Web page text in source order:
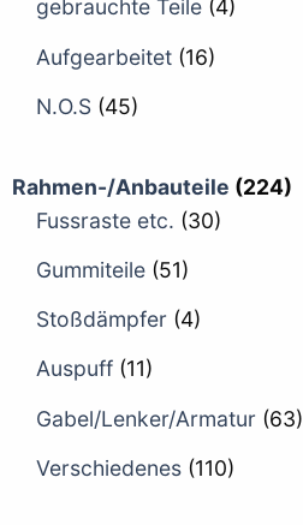
gebrauchte Teile (4)
Aufgearbeitet (16)
N.O.S (45)
Rahmen-/Anbauteile (224)
Fussraste etc. (30)
Gummiteile (51)
Stoßdämpfer (4)
Auspuff (11)
Gabel/Lenker/Armatur (63)
Verschiedenes (110)